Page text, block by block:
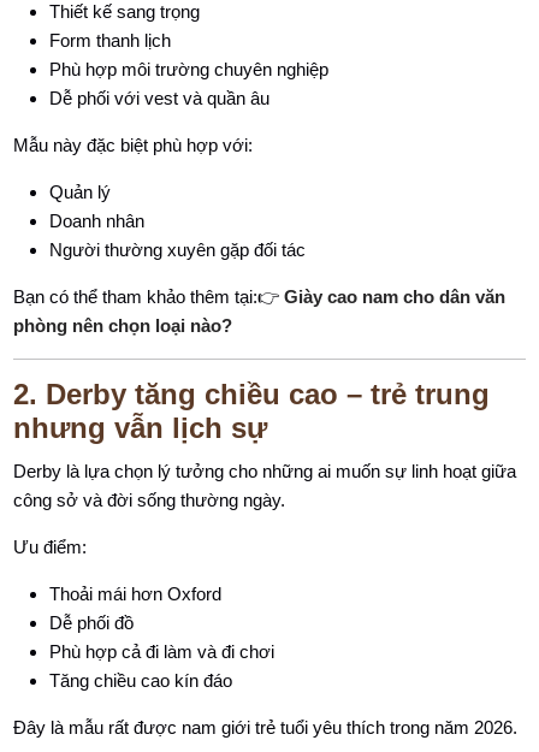
Thiết kế sang trọng
Form thanh lịch
Phù hợp môi trường chuyên nghiệp
Dễ phối với vest và quần âu
Mẫu này đặc biệt phù hợp với:
Quản lý
Doanh nhân
Người thường xuyên gặp đối tác
Bạn có thể tham khảo thêm tại:👉Giày cao nam cho dân văn
phòng nên chọn loại nào?
2. Derby tăng chiều cao – trẻ trung
nhưng vẫn lịch sự
Derby là lựa chọn lý tưởng cho những ai muốn sự linh hoạt giữa
công sở và đời sống thường ngày.
Ưu điểm:
Thoải mái hơn Oxford
Dễ phối đồ
Phù hợp cả đi làm và đi chơi
Tăng chiều cao kín đáo
Đây là mẫu rất được nam giới trẻ tuổi yêu thích trong năm 2026.